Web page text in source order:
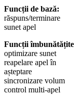
Funcții de bază:
răspuns/terminare
sunet apel
Funcții
optimizare sunet
reapelare apel în
așteptare
sincronizare volum
control multi-apel